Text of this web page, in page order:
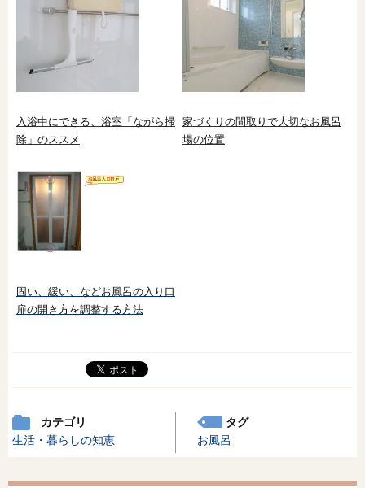
入浴中にできる、浴室「ながら掃
除」のススメ
家づくりの間取りで大切なお風呂
場の位置
固い、緩い、などお風呂の入り口
扉の開き方を調整する方法
カテゴリ
生活・暮らしの知恵
タグ
お風呂